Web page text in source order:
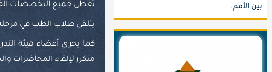
بين الأمم.
تغطي جميع التخصصات
يتلقى طلاب الطب في
كما يجري أعضاء هيئة
متكرر لإلقاء المحاضرات